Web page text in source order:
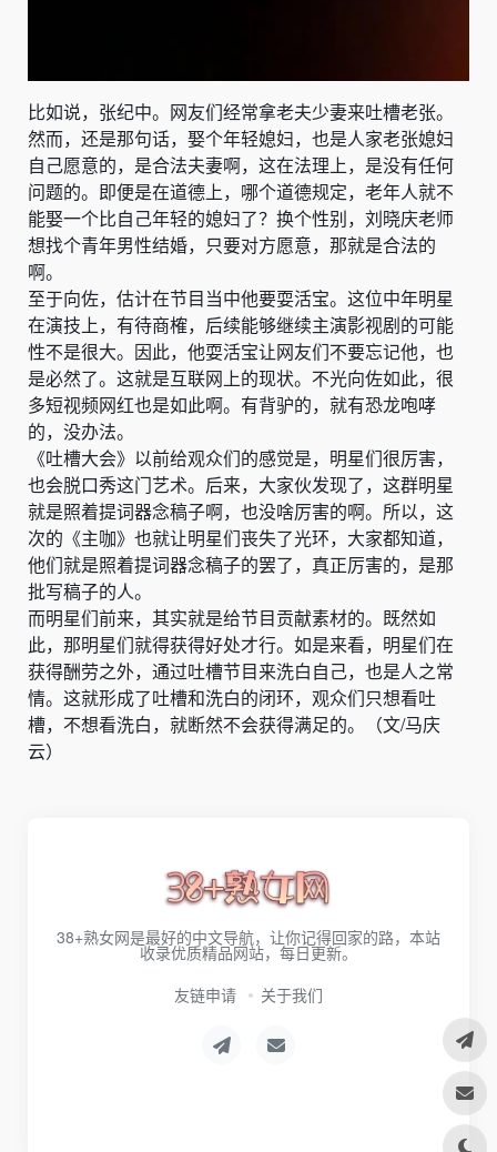
比如说，张纪中。网友们经常拿老夫少妻来吐槽老张。
然而，还是那句话，娶个年轻媳妇，也是人家老张媳妇
自己愿意的，是合法夫妻啊，这在法理上，是没有任何
问题的。即便是在道德上，哪个道德规定，老年人就不
能娶一个比自己年轻的媳妇了？换个性别，刘晓庆老师
想找个青年男性结婚，只要对方愿意，那就是合法的
啊。
至于向佐，估计在节目当中他要耍活宝。这位中年明星
在演技上，有待商榷，后续能够继续主演影视剧的可能
性不是很大。因此，他耍活宝让网友们不要忘记他，也
是必然了。这就是互联网上的现状。不光向佐如此，很
多短视频网红也是如此啊。有背驴的，就有恐龙咆哮
的，没办法。
《吐槽大会》以前给观众们的感觉是，明星们很厉害，
也会脱口秀这门艺术。后来，大家伙发现了，这群明星
就是照着提词器念稿子啊，也没啥厉害的啊。所以，这
次的《主咖》也就让明星们丧失了光环，大家都知道，
他们就是照着提词器念稿子的罢了，真正厉害的，是那
批写稿子的人。
而明星们前来，其实就是给节目贡献素材的。既然如
此，那明星们就得获得好处才行。如是来看，明星们在
获得酬劳之外，通过吐槽节目来洗白自己，也是人之常
情。这就形成了吐槽和洗白的闭环，观众们只想看吐
槽，不想看洗白，就断然不会获得满足的。（文/马庆
云）
38+熟女网是最好的中文导航，让你记得回家的路，本站
收录优质精品网站，每日更新。
友链申请
关于我们